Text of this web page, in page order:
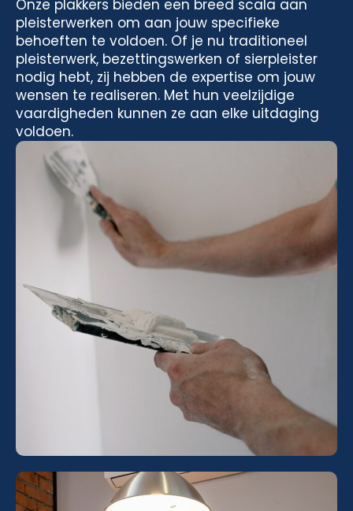
Onze plakkers bieden een breed scala aan
pleisterwerken om aan jouw specifieke
behoeften te voldoen. Of je nu traditioneel
pleisterwerk, bezettingswerken of sierpleister
nodig hebt, zij hebben de expertise om jouw
wensen te realiseren. Met hun veelzijdige
vaardigheden kunnen ze aan elke uitdaging
voldoen.